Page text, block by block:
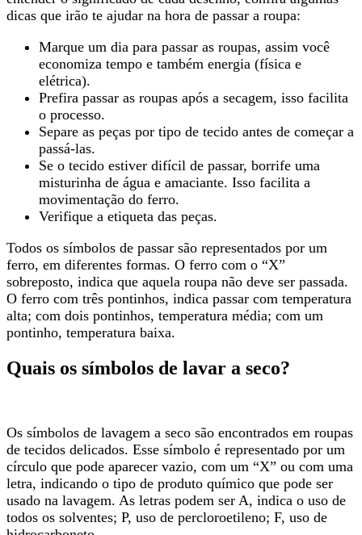
dicas que irão te ajudar na hora de passar a roupa:
Marque um dia para passar as roupas, assim você
economiza tempo e também energia (física e
elétrica).
Prefira passar as roupas após a secagem, isso facilita
o processo.
Separe as peças por tipo de tecido antes de começar a
passá-las.
Se o tecido estiver difícil de passar, borrife uma
misturinha de água e amaciante. Isso facilita a
movimentação do ferro.
Verifique a etiqueta das peças.
Todos os símbolos de passar são representados por um
ferro, em diferentes formas. O ferro com o “X”
sobreposto, indica que aquela roupa não deve ser passada.
O ferro com três pontinhos, indica passar com temperatura
alta; com dois pontinhos, temperatura média; com um
pontinho, temperatura baixa.
Quais os símbolos de lavar a seco?
Os símbolos de lavagem a seco são encontrados em roupas
de tecidos delicados. Esse símbolo é representado por um
círculo que pode aparecer vazio, com um “X” ou com uma
letra, indicando o tipo de produto químico que pode ser
usado na lavagem. As letras podem ser A, indica o uso de
todos os solventes; P, uso de percloroetileno; F, uso de